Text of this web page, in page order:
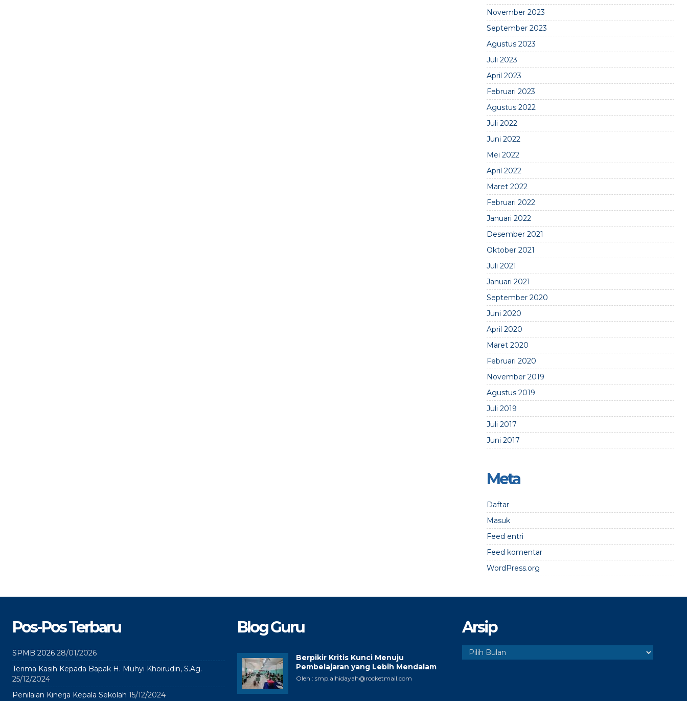
November 2023
September 2023
Agustus 2023
Juli 2023
April 2023
Februari 2023
Agustus 2022
Juli 2022
Juni 2022
Mei 2022
April 2022
Maret 2022
Februari 2022
Januari 2022
Desember 2021
Oktober 2021
Juli 2021
Januari 2021
September 2020
Juni 2020
April 2020
Maret 2020
Februari 2020
November 2019
Agustus 2019
Juli 2019
Juli 2017
Juni 2017
Meta
Daftar
Masuk
Feed entri
Feed komentar
WordPress.org
Pos-Pos Terbaru
SPMB 2026 28/01/2026
Terima Kasih Kepada Bapak H. Muhyi Khoirudin, S.Ag.
25/12/2024
Penilaian Kinerja Kepala Sekolah 15/12/2024
Blog Guru
Berpikir Kritis Kunci Menuju
Pembelajaran yang Lebih Mendalam
Oleh : smp.alhidayah@rocketmail.com
Arsip
Arsip